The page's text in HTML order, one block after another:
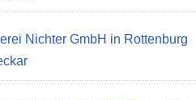
Nichter GmbH in Rottenburg